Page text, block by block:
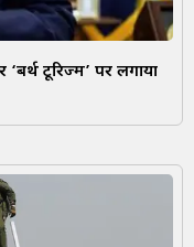
टूरिज्म’ पर लगाया